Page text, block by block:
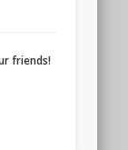
friends!